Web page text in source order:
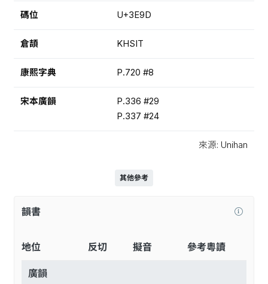
碼位 U+3E9D
倉頡 KHSIT
康熙字典 P.720 #8
宋本廣韻
P.336 #29
P.337 #24
來源: Unihan
其他參考
韻書
地位 反切 擬音 參考粵讀
廣韻